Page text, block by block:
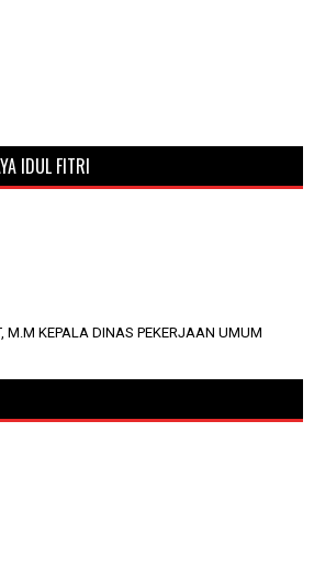
IDUL FITRI
KEPALA DINAS PEKERJAAN UMUM